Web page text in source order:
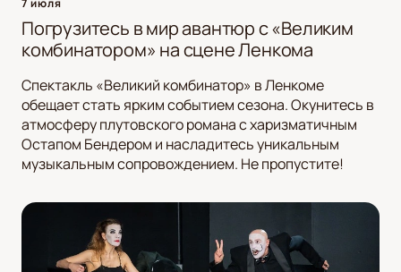
7 июля
Погрузитесь в мир авантюр с «Великим
комбинатором» на сцене Ленкома
Спектакль «Великий комбинатор» в Ленкоме
обещает стать ярким событием сезона. Окунитесь в
атмосферу плутовского романа с харизматичным
Остапом Бендером и насладитесь уникальным
музыкальным сопровождением. Не пропустите!